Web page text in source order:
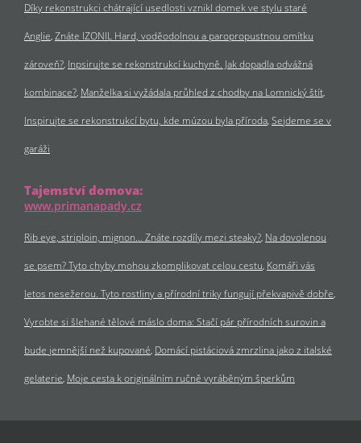
Díky rekonstrukci chátrající usedlosti vznikl domek ve stylu staré
Anglie Znáte IZONIL Hard, voděodolnou a paropropustnou omítku
zároveň? Inpsirujte se rekonstrukcí kuchyně. Jak dopadla odvážná
kombinace? Manželka si vyžádala průhled z chodby na Lomnický štít
Inspirujte se rekonstrukcí bytu, kde múzou byla příroda Sejdeme se v
garáži
Tajemství domova:
www.primanapady.cz
Rib eye, striploin, mignon… Znáte rozdíly mezi steaky? Na dovolenou
se psem? Tyto chyby mohou zkomplikovat celou cestu Komáři vás
letos nesežerou. Tyto rostliny a přírodní triky fungují překvapivě dobře
Vyrobte si šlehané tělové máslo doma: Stačí pár přírodních surovin a
bude jemnější než kupované Domácí pistáciová zmrzlina jako z italské
gelaterie Moje cesta k originálním ručně vyráběným šperkům